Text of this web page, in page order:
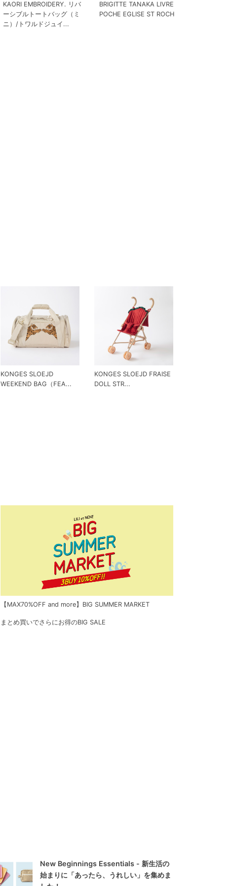
KAORI EMBROIDERY. リバ
ーシブルトートバッグ（ミ
ニ）/トワルドジュイ...
BRIGITTE TANAKA LIVRE
POCHE EGLISE ST ROCH
KONGES SLOEJD
WEEKEND BAG（FEA...
KONGES SLOEJD FRAISE
DOLL STR...
【MAX70%OFF and more】BIG SUMMER MARKET
まとめ買いでさらにお得のBIG SALE
New Beginnings Essentials - 新生活の
始まりに「あったら、うれしい」を集めま